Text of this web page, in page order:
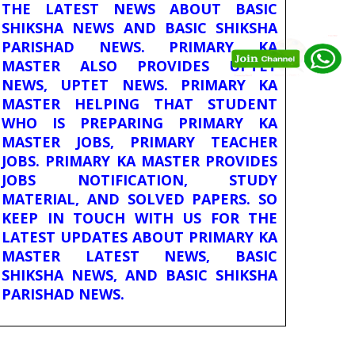
THE LATEST NEWS ABOUT BASIC
SHIKSHA NEWS AND BASIC SHIKSHA
PARISHAD NEWS. PRIMARY KA
MASTER ALSO PROVIDES UPTET
NEWS, UPTET NEWS. PRIMARY KA
MASTER HELPING THAT STUDENT
WHO IS PREPARING PRIMARY KA
MASTER JOBS, PRIMARY TEACHER
JOBS. PRIMARY KA MASTER PROVIDES
JOBS NOTIFICATION, STUDY
MATERIAL, AND SOLVED PAPERS. SO
KEEP IN TOUCH WITH US FOR THE
LATEST UPDATES ABOUT PRIMARY KA
MASTER LATEST NEWS, BASIC
SHIKSHA NEWS, AND BASIC SHIKSHA
PARISHAD NEWS.